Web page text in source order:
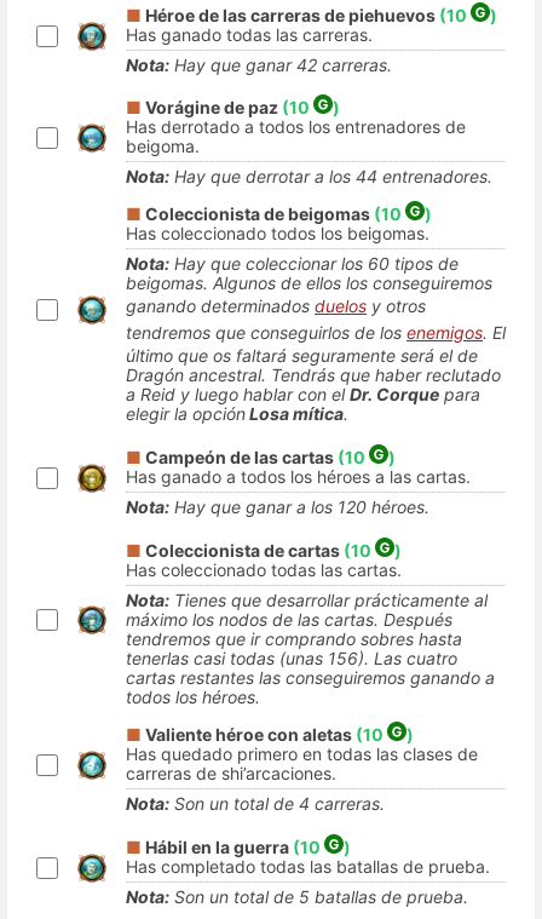
■ Héroe de las carreras de piehuevos (10
)
Has ganado todas las carreras.
Nota: Hay que ganar 42 carreras.
■ Vorágine de paz (10
)
Has derrotado a todos los entrenadores de
beigoma.
Nota: Hay que derrotar a los 44 entrenadores.
■ Coleccionista de beigomas (10
)
Has coleccionado todos los beigomas.
Nota: Hay que coleccionar los 60 tipos de
beigomas. Algunos de ellos los conseguiremos
ganando determinados duelos y otros
tendremos que conseguirlos de los enemigos. El
último que os faltará seguramente será el de
Dragón ancestral. Tendrás que haber reclutado
a Reid y luego hablar con elDr. Corque para
elegir la opciónLosa mítica.
■ Campeón de las cartas (10
)
Has ganado a todos los héroes a las cartas.
Nota: Hay que ganar a los 120 héroes.
■ Coleccionista de cartas (10
)
Has coleccionado todas las cartas.
Nota: Tienes que desarrollar prácticamente al
máximo los nodos de las cartas. Después
tendremos que ir comprando sobres hasta
tenerlas casi todas (unas 156). Las cuatro
cartas restantes las conseguiremos ganando a
todos los héroes.
■ Valiente héroe con aletas (10
)
Has quedado primero en todas las clases de
carreras de shi’arcaciones.
Nota: Son un total de 4 carreras.
■ Hábil en la guerra (10
)
Has completado todas las batallas de prueba.
Nota: Son un total de 5 batallas de prueba.